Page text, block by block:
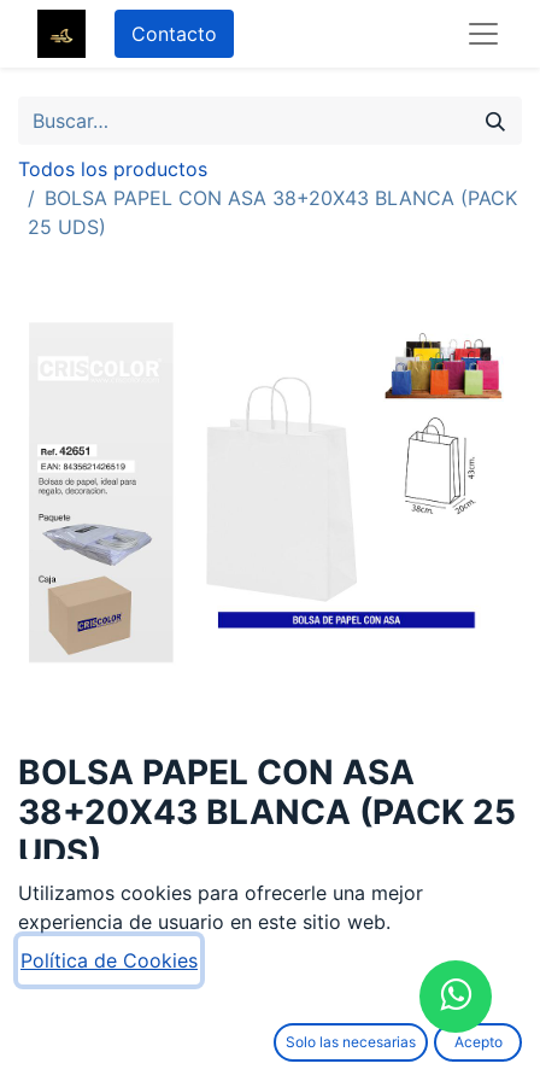
Contacto
Todos los productos
BOLSA PAPEL CON ASA 38+20X43 BLANCA (PACK
25 UDS)
BOLSA PAPEL CON ASA
38+20X43 BLANCA (PACK 25
UDS)
12,10€
AÑADIR AL CARRITO
Utilizamos cookies para ofrecerle una mejor
experiencia de usuario en este sitio web.
Política de Cookies
Solo las necesarias Acepto